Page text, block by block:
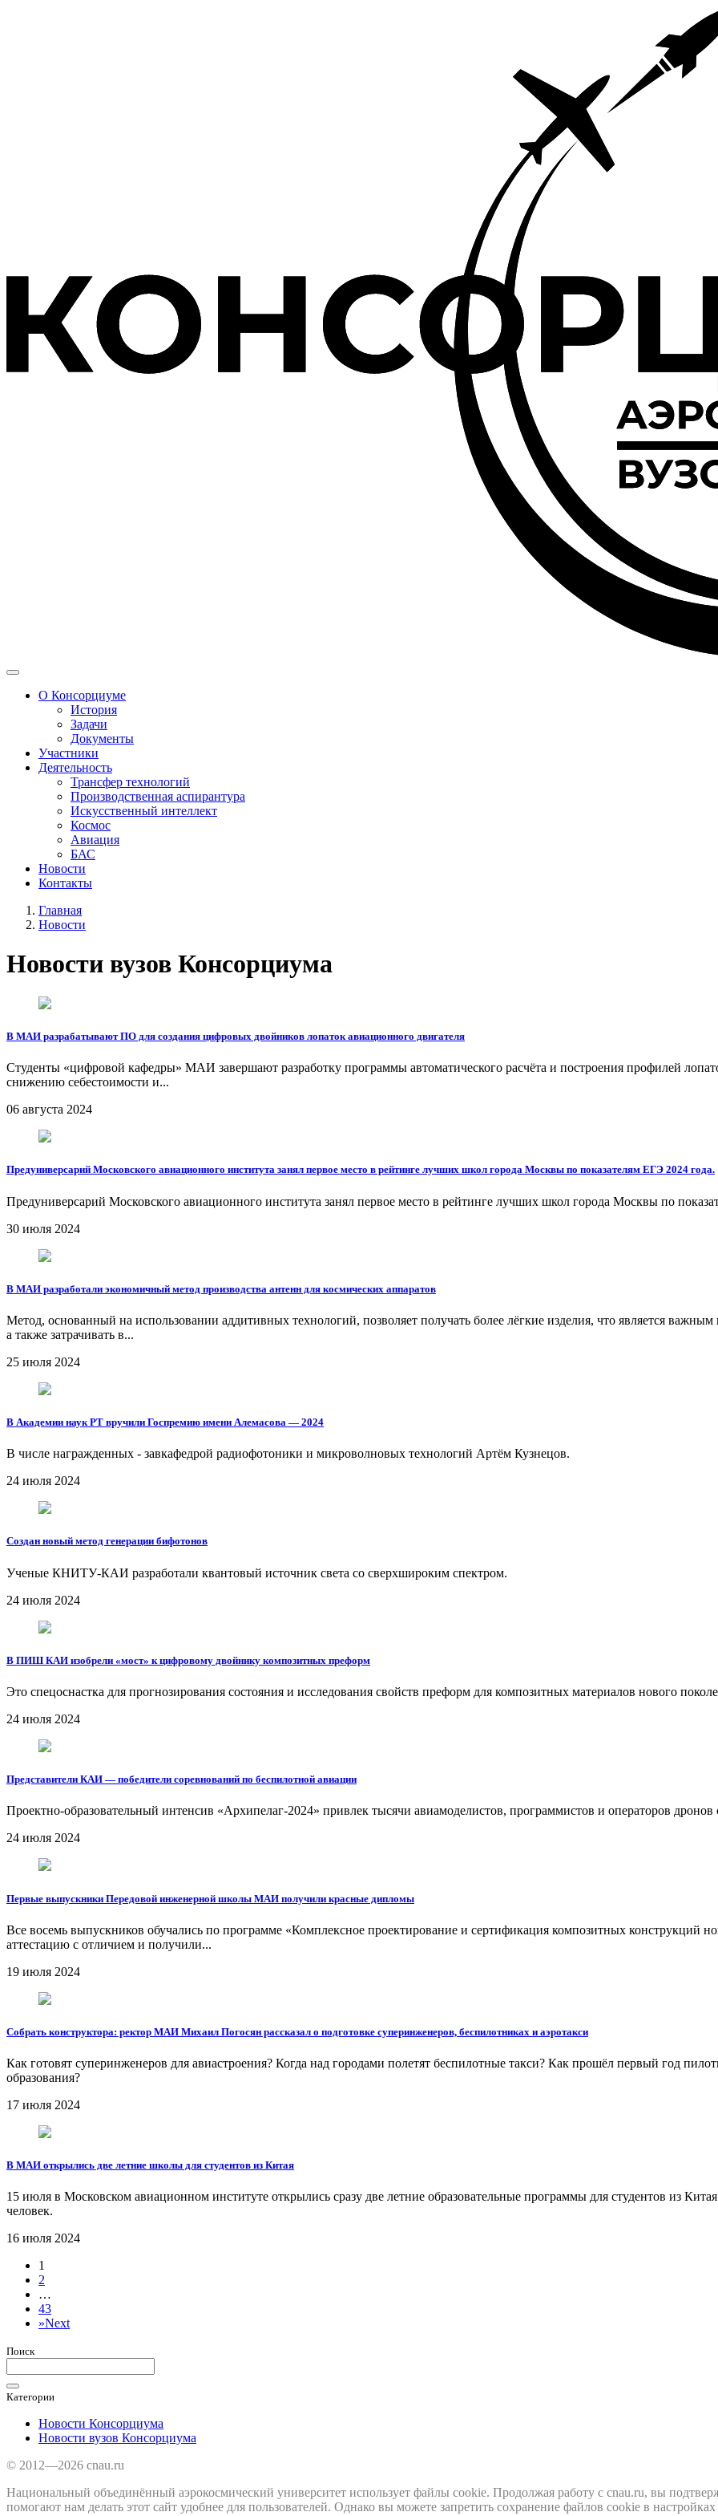
О Консорциуме
История
Задачи
Документы
Участники
Деятельность
Трансфер технологий
Производственная аспирантура
Искусственный интеллект
Космос
Авиация
БАС
Новости
Контакты
Главная
Новости
Новости вузов Консорциума
В МАИ разрабатывают ПО для создания цифровых двойников лопаток авиационного двигателя
Студенты «цифровой кафедры» МАИ завершают разработку программы автоматического расчёта и построения профилей
снижению себестоимости и...
06 августа 2024
Предуниверсарий Московского авиационного института занял первое место в рейтинге лучших школ города Москвы по показателям ЕГЭ 2024 года.
Предуниверсарий Московского авиационного института занял первое место в рейтинге лучших школ города Москвы по
30 июля 2024
В МАИ разработали экономичный метод производства антенн для космических аппаратов
Метод, основанный на использовании аддитивных технологий, позволяет получать более лёгкие изделия, что является
а также затрачивать в...
25 июля 2024
В Академии наук РТ вручили Госпремию имени Алемасова — 2024
В числе награжденных - завкафедрой радиофотоники и микроволновых технологий Артём Кузнецов.
24 июля 2024
Создан новый метод генерации бифотонов
Ученые КНИТУ-КАИ разработали квантовый источник света со сверхшироким спектром.
24 июля 2024
В ПИШ КАИ изобрели «мост» к цифровому двойнику композитных преформ
Это спецоснастка для прогнозирования состояния и исследования свойств преформ для композитных материалов нового
24 июля 2024
Представители КАИ — победители соревнований по беспилотной авиации
Проектно-образовательный интенсив «Архипелаг-2024» привлек тысячи авиамоделистов, программистов и операторов дронов
24 июля 2024
Первые выпускники Передовой инженерной школы МАИ получили красные дипломы
Все восемь выпускников обучались по программе «Комплексное проектирование и сертификация композитных конструкций
аттестацию с отличием и получили...
19 июля 2024
Cобрать конструктора: ректор МАИ Михаил Погосян рассказал о подготовке суперинженеров, беспилотниках и аэротакси
Как готовят суперинженеров для авиастроения? Когда над городами полетят беспилотные такси? Как прошёл первый год
образования?
17 июля 2024
В МАИ открылись две летние школы для студентов из Китая
15 июля в Московском авиационном институте открылись сразу две летние образовательные программы для студентов из
человек.
16 июля 2024
1
2
…
43
»Next
Поиск
Категории
Новости Консорциума
Новости вузов Консорциума
© 2012—2026 cnau.ru
Национальный объединённый аэрокосмический университет использует файлы cookie. Продолжая работу с cnau.ru, вы
помогают нам делать этот сайт удобнее для пользователей. Однако вы можете запретить сохранение файлов cookie в настройках